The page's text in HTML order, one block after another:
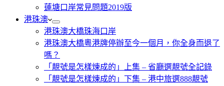
蓮塘口岸常見問題2019版
港珠澳
港珠澳大橋珠海口岸
港珠澳大橋粵港牌停辦至今一個月，你全身而退了
嗎？
「靚號是怎樣煉成的」上集 – 省廳選靚號全記錄
「靚號是怎樣煉成的」下集 – 港中旅選888靚號